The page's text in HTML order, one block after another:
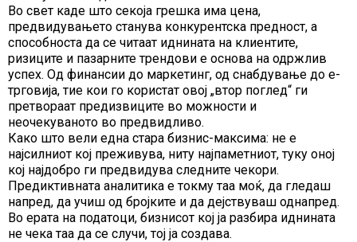
Во свет каде што секоја грешка има цена,
предвидувањето станува конкурентска предност, а
способноста да се читаат иднината на клиентите,
ризиците и пазарните трендови е основа на одржлив
успех. Од финансии до маркетинг, од снабдување до е-
трговија, тие кои го користат овој „втор поглед“ ги
претвораат предизвиците во можности и
неочекуваното во предвидливо.
Како што вели една стара бизнис-максима: не е
најсилниот кој преживува, ниту најпаметниот, туку оној
кој најдобро ги предвидува следните чекори.
Предиктивната аналитика е токму таа моќ, да гледаш
напред, да учиш од бројките и да дејствуваш однапред.
Во ерата на податоци, бизнисот кој ја разбира иднината
не чека таа да се случи, тој ја создава.